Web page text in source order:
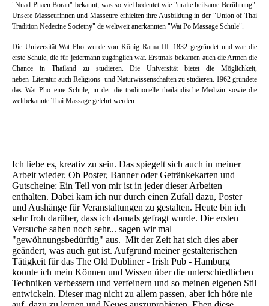
"Nuad Phaen Boran" bekannt, was so viel bedeutet wie "uralte heilsame Berührung".
Unsere Masseurinnen und Masseure erhielten ihre Ausbildung in der "Union of Thai
Tradition Nedecine Societny" de weltweit anerkannten "Wat Po Massage Schule".
Die Universität Wat Pho wurde von König Rama III. 1832 gegründet und war die
erste Schule, die für jedermann zugänglich war. Erstmals bekamen auch die Armen die
Chance in Thailand zu studieren. Die Universität bietet die Möglichkeit,
neben Literatur auch Religions- und Naturwissenschaften zu studieren. 1962 gründete
das Wat Pho eine Schule, in der die traditionelle thailändische Medizin sowie die
weltbekannte Thai Massage gelehrt werden.
Ich liebe es, kreativ zu sein. Das spiegelt sich auch in meiner
Arbeit wieder. Ob Poster, Banner oder Getränkekarten und
Gutscheine: Ein Teil von mir ist in jeder dieser Arbeiten
enthalten. Dabei kam ich nur durch einen Zufall dazu, Poster
und Aushänge für Veranstaltungen zu gestalten. Heute bin ich
sehr froh darüber, dass ich damals gefragt wurde. Die ersten
Versuche sahen noch sehr... sagen wir mal
"gewöhnungsbedürftig" aus. Mit der Zeit hat sich dies aber
geändert, was auch gut ist. Aufgrund meiner gestalterischen
Tätigkeit für das The Old Dubliner - Irish Pub - Hamburg
konnte ich mein Können und Wissen über die unterschiedlichen
Techniken verbessern und verfeinern und so meinen eigenen Stil
entwickeln. Dieser mag nicht zu allem passen, aber ich höre nie